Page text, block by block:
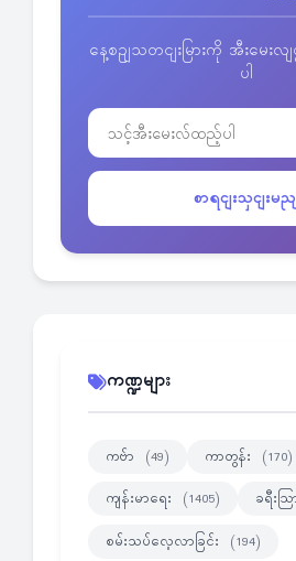
နေ့စဥျသတငျးမြားကို အီးမေ
ပါ
စာရငျးသှငျးမည
ကဏ္ဍများ
ကဗ်ာ (49) ကာတွန်း (170)
ကျန်းမာရေး (1405) ခရီးသြ
စမ်းသပ်လေ့လာခြင်း (194)